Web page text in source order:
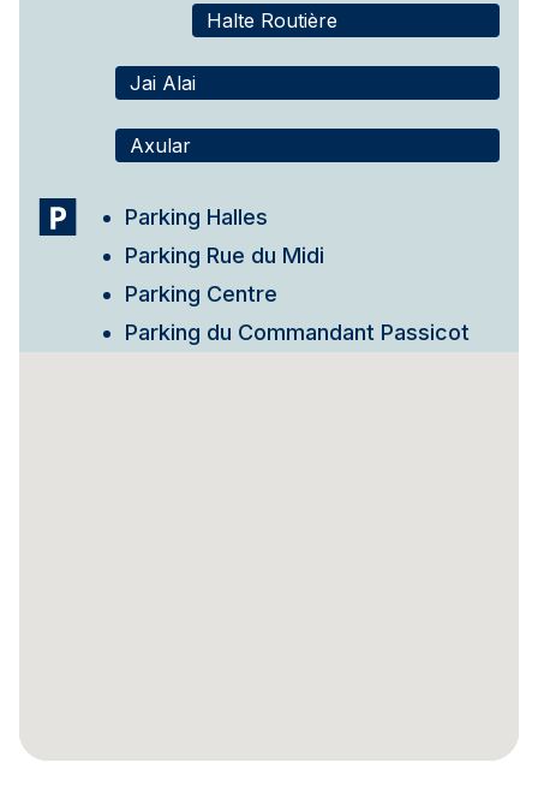
Halte Routière
Jai Alai
Axular
Parking Halles
Parking Rue du Midi
Parking Centre
Parking du Commandant Passicot